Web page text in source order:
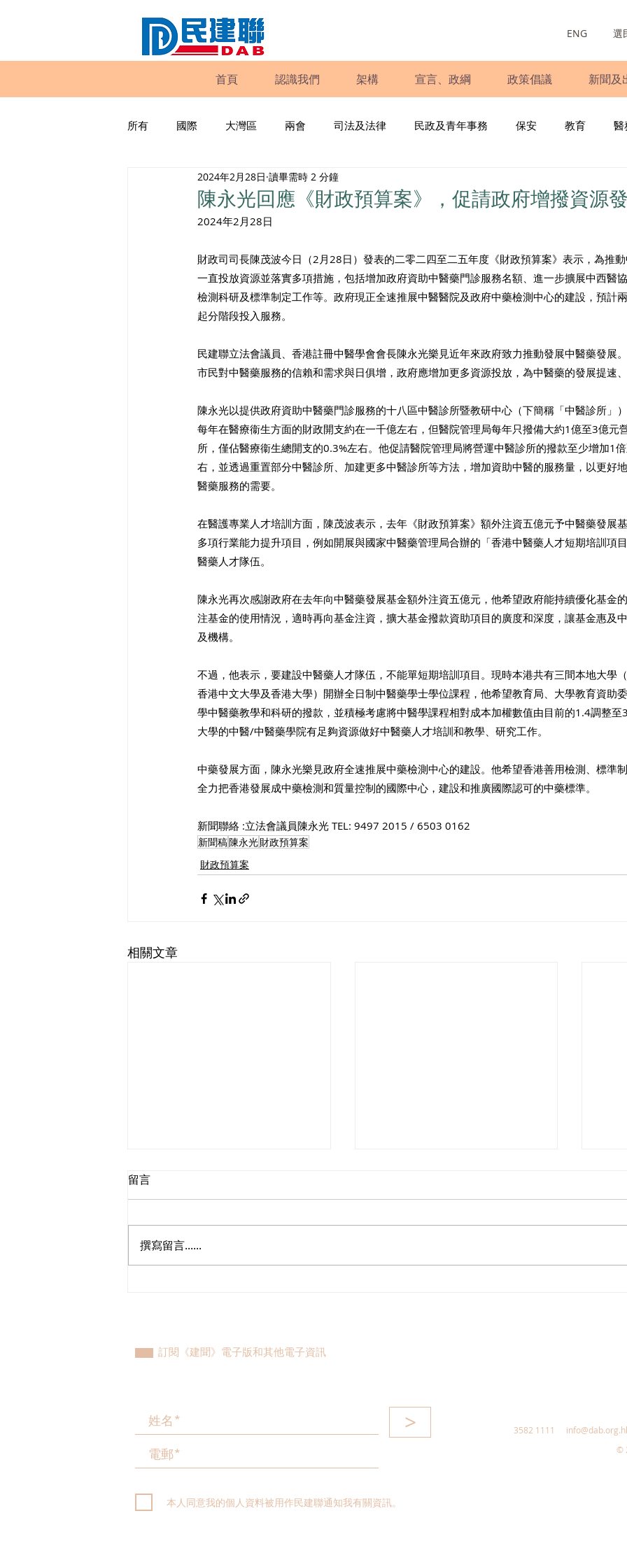
ENG 選
首頁 認識我們 架構 宣言、政綱 政策倡議 新聞及
所有 國際 大灣區 兩會 司法及法律 民政及青年事務 保安 教育 醫
工商專業 家庭
議會監察 區議會
陳永光回應《財政預算案》，促請政府增撥資源
2024年2月28日 讀畢需時 2 分鐘
2024年2月28日
財政司司長陳茂波今日（2月28日）發表的二零二四至二五年度《財政預算案》表示，為推
一直投放資源並落實多項措施，包括增加政府資助中醫藥門診服務名額、進一步擴展中西醫
檢測科研及標準制定工作等。政府現正全速推展中醫醫院及政府中藥檢測中心的建設，預計
起分階段投入服務。
民建聯立法會議員、香港註冊中醫學會會長陳永光樂見近年來政府致力推動發展中醫藥發展
市民對中醫藥服務的信賴和需求與日俱增，政府應增加更多資源投放，為中醫藥的發展提速
陳永光以提供政府資助中醫藥門診服務的十八區中醫診所暨教研中心（下簡稱「中醫診所」
每年在醫療衞生方面的財政開支約在一千億左右，但醫院管理局每年只撥備大約1億至3億元
所，僅佔醫療衞生總開支的0.3%左右。他促請醫院管理局將營運中醫診所的撥款至少增加1
右，並透過重置部分中醫診所、加建更多中醫診所等方法，增加資助中醫的服務量，以更好
醫藥服務的需要。
在醫護專業人才培訓方面，陳茂波表示，去年《財政預算案》額外注資五億元予中醫藥發展
多項行業能力提升項目，例如開展與國家中醫藥管理局合辦的「香港中醫藥人才短期培訓項
醫藥人才隊伍。
陳永光再次感謝政府在去年向中醫藥發展基金額外注資五億元，他希望政府能持續優化基金
注基金的使用情況，適時再向基金注資，擴大基金撥款資助項目的廣度和深度，讓基金惠及
及機構。
不過，他表示，要建設中醫藥人才隊伍，不能單短期培訓項目。現時本港共有三間本地大學
香港中文大學及香港大學）開辦全日制中醫藥學士學位課程，他希望教育局、大學教育資助
學中醫藥教學和科研的撥款，並積極考慮將中醫學課程相對成本加權數值由目前的1.4調整
大學的中醫/中醫藥學院有足夠資源做好中醫藥人才培訓和教學、研究工作。
中藥發展方面，陳永光樂見政府全速推展中藥檢測中心的建設。他希望香港善用檢測、標準
全力把香港發展成中藥檢測和質量控制的國際中心，建設和推廣國際認可的中藥標準。
新聞聯絡 :立法會議員陳永光 TEL: 9497 2015 / 6503 0162
新聞稿陳永光財政預算案
財政預算案
相關文章
留言
撰寫留言......
訂閱《建聞》電子版和其他電子資訊
>
本人同意我的個人資料被用作民建聯通知我有關資訊。
3582 1111
©